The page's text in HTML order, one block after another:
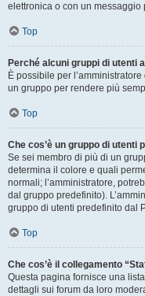
elettronica o con un messaggio
Top
Perché alcuni gruppi di utenti
È possibile per
un gruppo per rendere più
Top
Che cos’è un gruppo di utenti
Se sei membro di più di un
determina il colore e quali
normali; l’amministratore,
dal gruppo predefinito).
gruppo di utenti predefinito dal
Top
Che cos’è il collegamento
Questa pagina fornisce una
dettagli sui forum da loro